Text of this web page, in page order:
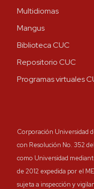
Multidiomas
Mangus
Biblioteca CUC
Repositorio CUC
Programas virtuales
Corporación Universidad
con Resolución No. 352
como Universidad
de 2012 expedida por el
sujeta a inspección y